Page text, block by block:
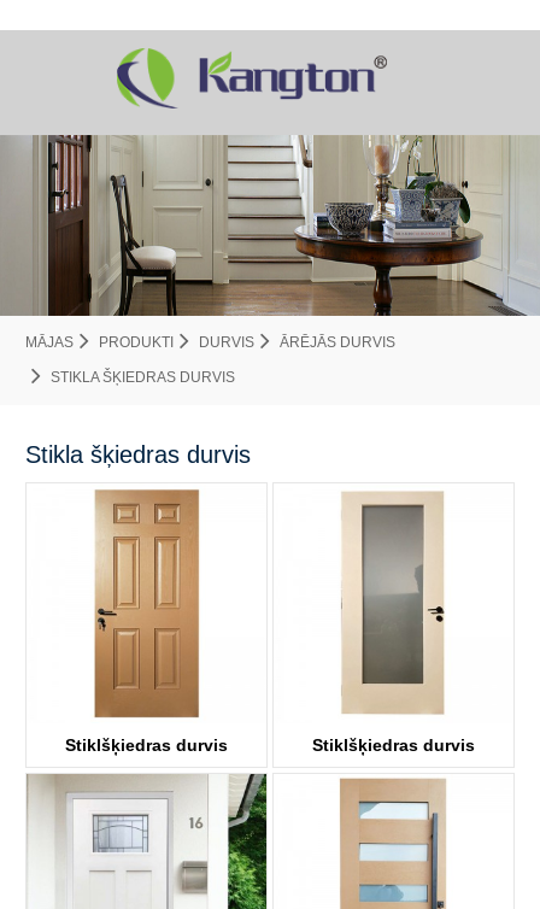
MĀJAS PRODUKTI DURVIS ĀRĒJĀS DURVIS
STIKLA ŠĶIEDRAS DURVIS
Stikla šķiedras durvis
Stiklšķiedras durvis
KDF06
Stiklšķiedras durvis